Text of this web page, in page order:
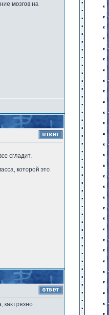
мозгов на
сгладит.
которой это
грязно